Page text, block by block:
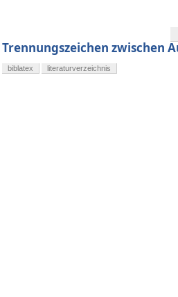
Trennungszeichen zwischen
biblatex literaturverzeichnis